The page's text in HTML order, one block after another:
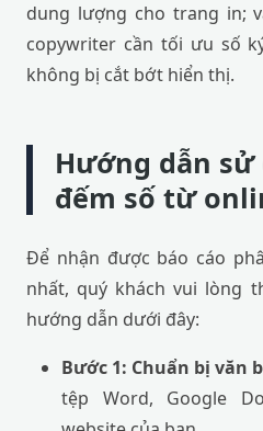
dung lượng cho trang in;
copywriter cần tối ưu số
không bị cắt bớt hiển thị.
Hướng dẫn sử
đếm số từ
Để nhận được báo cáo
nhất, quý khách vui lòng
hướng dẫn dưới đây:
Bước 1: Chuẩn bị văn
tệp Word, Google